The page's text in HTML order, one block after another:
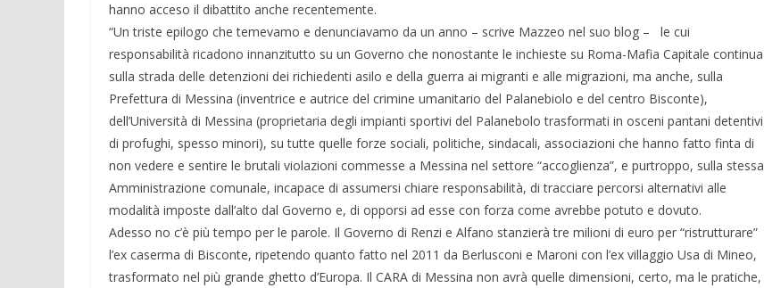
hanno acceso il dibattito anche recentemente.
“Un triste epilogo che temevamo e denunciavamo da un anno – scrive Mazzeo nel suo blog – le cui
responsabilità ricadono innanzitutto su un Governo che nonostante le inchieste su Roma-Mafia Capitale continua
sulla strada delle detenzioni dei richiedenti asilo e della guerra ai migranti e alle migrazioni, ma anche, sulla
Prefettura di Messina (inventrice e autrice del crimine umanitario del Palanebiolo e del centro Bisconte),
dell’Università di Messina (proprietaria degli impianti sportivi del Palanebolo trasformati in osceni pantani detentivi
di profughi, spesso minori), su tutte quelle forze sociali, politiche, sindacali, associazioni che hanno fatto finta di
non vedere e sentire le brutali violazioni commesse a Messina nel settore “accoglienza”, e purtroppo, sulla stessa
Amministrazione comunale, incapace di assumersi chiare responsabilità, di tracciare percorsi alternativi alle
modalità imposte dall’alto dal Governo e, di opporsi ad esse con forza come avrebbe potuto e dovuto.
Adesso no c’è più tempo per le parole. Il Governo di Renzi e Alfano stanzierà tre milioni di euro per “ristrutturare”
l’ex caserma di Bisconte, ripetendo quanto fatto nel 2011 da Berlusconi e Maroni con l’ex villaggio Usa di Mineo,
trasformato nel più grande ghetto d’Europa. Il CARA di Messina non avrà quelle dimensioni, certo, ma le pratiche,